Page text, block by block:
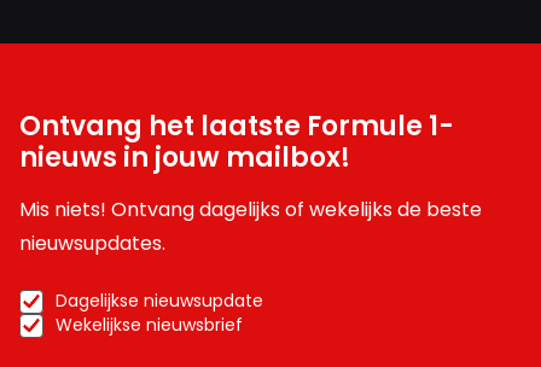
Ontvang het laatste Formule 1-
nieuws in jouw mailbox!
Mis niets! Ontvang dagelijks of wekelijks de beste
nieuwsupdates.
Dagelijkse nieuwsupdate
Wekelijkse nieuwsbrief